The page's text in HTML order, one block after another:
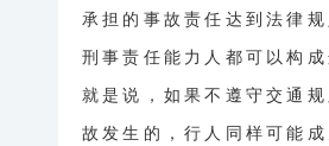
承担的事故责任达到法律
刑事责任能力人都可以构
就是说，如果不遵守交通
故发生的，行人同样可能